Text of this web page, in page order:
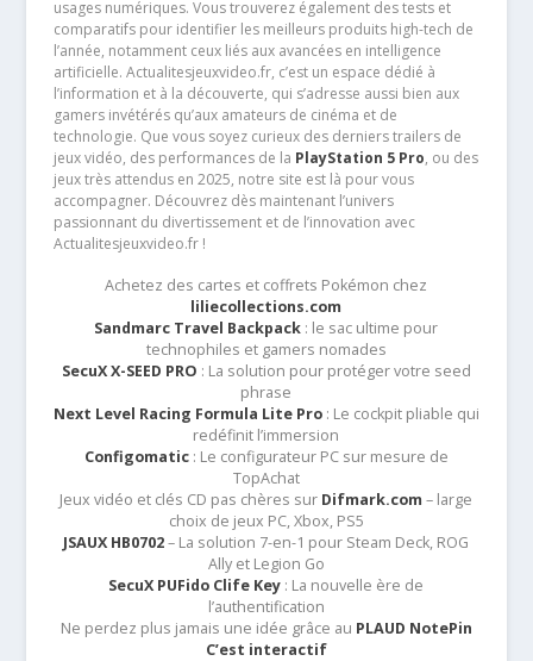
usages numériques. Vous trouverez également des tests et
comparatifs pour identifier les meilleurs produits high-tech de
l’année, notamment ceux liés aux avancées en intelligence
artificielle. Actualitesjeuxvideo.fr, c’est un espace dédié à
l’information et à la découverte, qui s’adresse aussi bien aux
gamers invétérés qu’aux amateurs de cinéma et de
technologie. Que vous soyez curieux des derniers trailers de
jeux vidéo, des performances de la PlayStation 5 Pro, ou des
jeux très attendus en 2025, notre site est là pour vous
accompagner. Découvrez dès maintenant l’univers
passionnant du divertissement et de l’innovation avec
Actualitesjeuxvideo.fr !
Achetez des cartes et coffrets Pokémon chez
liliecollections.com
Sandmarc Travel Backpack : le sac ultime pour
technophiles et gamers nomades
SecuX X-SEED PRO : La solution pour protéger votre seed
phrase
Next Level Racing Formula Lite Pro: Le cockpit pliable qui
redéfinit l’immersion
Configomatic: Le configurateur PC sur mesure de
TopAchat
Jeux vidéo et clés CD pas chères sur Difmark.com – large
choix de jeux PC, Xbox, PS5
JSAUX HB0702– La solution 7-en-1 pour Steam Deck, ROG
Ally et Legion Go
SecuX PUFido Clife Key : La nouvelle ère de
l’authentification
Ne perdez plus jamais une idée grâce au PLAUD NotePin
C’est interactif